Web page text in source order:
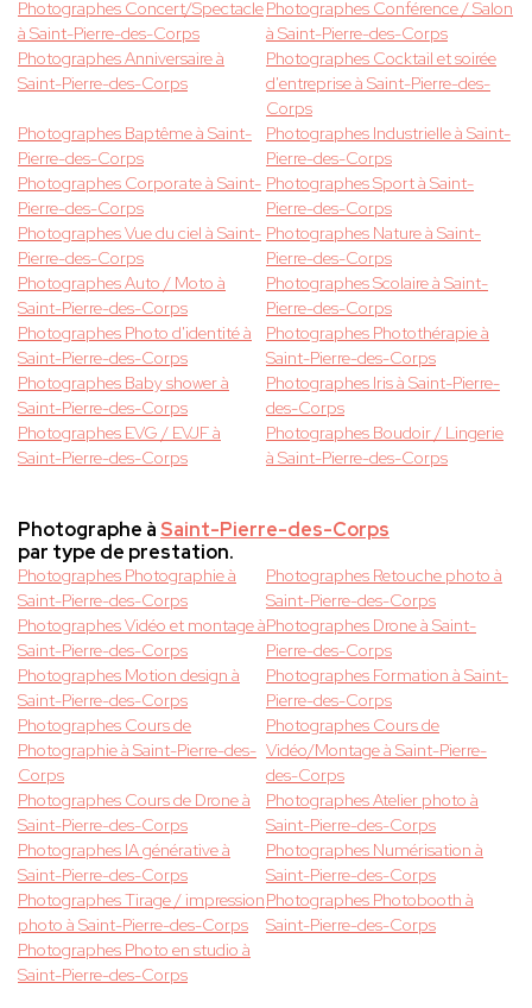
Photographes Concert/Spectacle
à Saint-Pierre-des-Corps
Photographes Conférence / Salon
à Saint-Pierre-des-Corps
Photographes Anniversaire à
Saint-Pierre-des-Corps
Photographes Cocktail et soirée
d'entreprise à Saint-Pierre-des-
Corps
Photographes Baptême à Saint-
Pierre-des-Corps
Photographes Industrielle à Saint-
Pierre-des-Corps
Photographes Corporate à Saint-
Pierre-des-Corps
Photographes Sport à Saint-
Pierre-des-Corps
Photographes Vue du ciel à Saint-
Pierre-des-Corps
Photographes Nature à Saint-
Pierre-des-Corps
Photographes Auto / Moto à
Saint-Pierre-des-Corps
Photographes Scolaire à Saint-
Pierre-des-Corps
Photographes Photo d'identité à
Saint-Pierre-des-Corps
Photographes Photothérapie à
Saint-Pierre-des-Corps
Photographes Baby shower à
Saint-Pierre-des-Corps
Photographes Iris à Saint-Pierre-
des-Corps
Photographes EVG / EVJF à
Saint-Pierre-des-Corps
Photographes Boudoir / Lingerie
à Saint-Pierre-des-Corps
Photographe à Saint-Pierre-des-Corps
par type de prestation.
Photographes Photographie à
Saint-Pierre-des-Corps
Photographes Retouche photo à
Saint-Pierre-des-Corps
Photographes Vidéo et montage à
Saint-Pierre-des-Corps
Photographes Drone à Saint-
Pierre-des-Corps
Photographes Motion design à
Saint-Pierre-des-Corps
Photographes Formation à Saint-
Pierre-des-Corps
Photographes Cours de
Photographie à Saint-Pierre-des-
Corps
Photographes Cours de
Vidéo/Montage à Saint-Pierre-
des-Corps
Photographes Cours de Drone à
Saint-Pierre-des-Corps
Photographes Atelier photo à
Saint-Pierre-des-Corps
Photographes IA générative à
Saint-Pierre-des-Corps
Photographes Numérisation à
Saint-Pierre-des-Corps
Photographes Tirage / impression
photo à Saint-Pierre-des-Corps
Photographes Photobooth à
Saint-Pierre-des-Corps
Photographes Photo en studio à
Saint-Pierre-des-Corps